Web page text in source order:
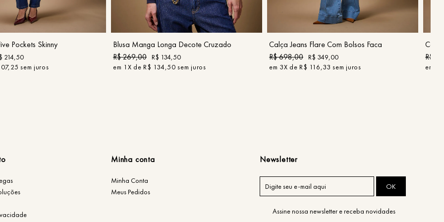
44
COMPRAR
Pockets Skinny
214,50
,25 sem juros
P M G
COMPRAR
Blusa Manga Longa Decote Cruzado
R$269,00 R$ 134,50
em 1 X deR$ 134,50 sem juros
40
COMPRAR
Calça Jeans Flare Com Bolsos Faca
R$698,00 R$ 349,00
em 3X deR$ 116,33 sem juros
R$
em
Minha conta
Minha Conta
Meus Pedidos
Newsletter
OK
Assine nossa newsletter e receba novidades